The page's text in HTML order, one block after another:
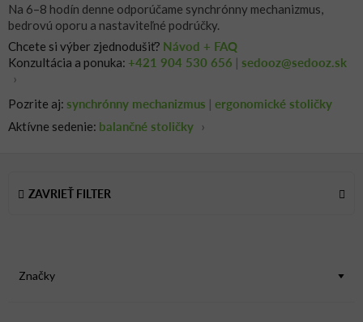
Na 6–8 hodín denne odporúčame synchrónny mechanizmus,
bedrovú oporu a nastaviteľné podrúčky.
Chcete si výber zjednodušiť? Návod + FAQ
Konzultácia a ponuka: +421 904 530 656 | sedooz@sedooz.sk
›
Pozrite aj: synchrónny mechanizmus | ergonomické stoličky
Aktívne sedenie: balančné stoličky ›
ZAVRIEŤ FILTER
Značky